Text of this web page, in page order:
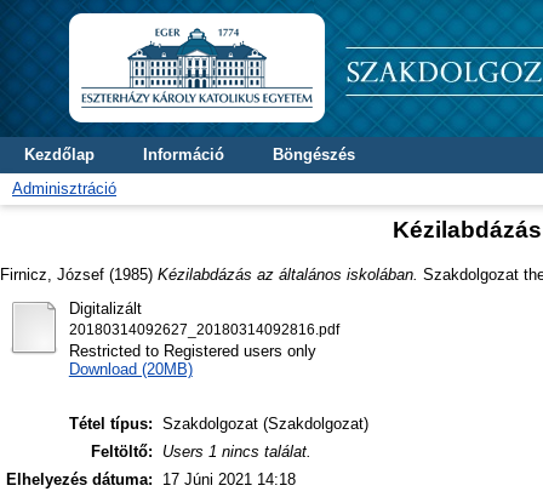
Kezdőlap Információ
Böngészés
Adminisztráció
Firnicz, József (1985) Kézilabdázás az általános iskolában. Szakdolgozat
Digitalizált
20180314092627_20180314092816.pdf
Restricted to Registered users only
Download (20MB)
Tétel típus: Szakdolgozat (Szakdolgozat)
Feltöltő:
Users 1 nincs találat.
Elhelyezés dátuma:
17 Júni 2021 14:18